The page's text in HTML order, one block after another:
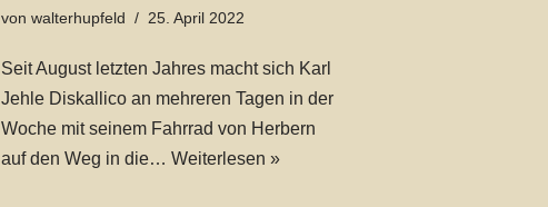
vonwalterhupfeld 25. April 2022
Seit August letzten Jahres macht sich Karl
Jehle Diskallico an mehreren Tagen in der
Woche mit seinem Fahrrad von Herbern
auf den Weg in die…Weiterlesen »